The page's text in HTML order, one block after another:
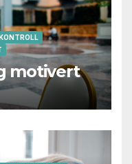
motivert